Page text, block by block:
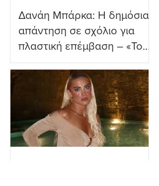
Δανάη Μπάρκα: Η δημόσια
απάντηση σε σχόλιο για
πλαστική επέμβαση – «Το
ωραιότερο σχόλιο που